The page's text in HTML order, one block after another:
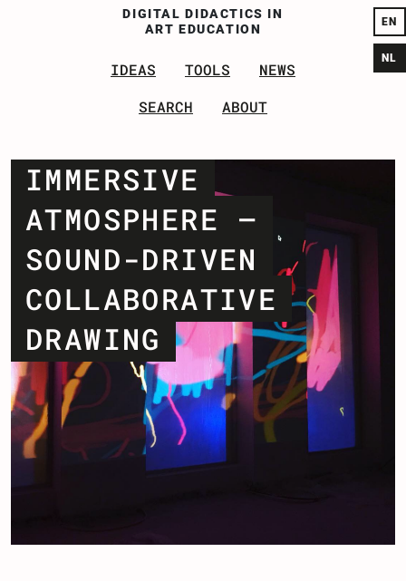
DIGITALDIDACTICS IN
ART EDUCATION
EN
NL
IDEAS TOOLS
NEWS
SEARCH ABOUT
IMMERSIVE
ATMOSPHERE –
SOUND-DRIVEN
COLLABORATIVE
DRAWING